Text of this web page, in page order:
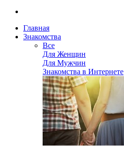
Главная
Знакомства
Все
Для Женщин
Для Мужчин
Знакомства в Интернете